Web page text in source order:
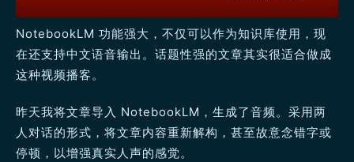
NotebookLM 功能强大，不仅可以作为知识库使用，现
在还支持中文语音输出。话题性强的文章其实很适合做成
这种视频播客。
昨天我将文章导入 NotebookLM，生成了音频。采用两
人对话的形式，将文章内容重新解构，甚至故意念错字或
停顿，以增强真实人声的感觉。